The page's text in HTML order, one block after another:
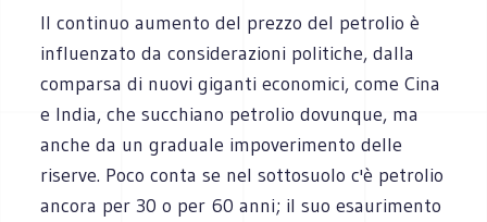
Il continuo aumento del prezzo del petrolio è
influenzato da considerazioni politiche, dalla
comparsa di nuovi giganti economici, come Cina
e India, che succhiano petrolio dovunque, ma
anche da un graduale impoverimento delle
riserve. Poco conta se nel sottosuolo c'è petrolio
ancora per 30 o per 60 anni; il suo esaurimento